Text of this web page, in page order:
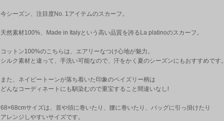
今シーズン、注目度No. 1アイテムのスカーフ。
天然素材100%、Made in Italyという高い品質を誇るLa platinoのスカーフ。
コットン100%のこちらは、エアリーなつけ心地が魅力。
シルク素材と違って、手洗い可能なので、汗をかく夏のシーズンにもおすすめです。
また、ネイビートーンが落ち着いた印象のペイズリー柄は
どんなコーディネートにも馴染むので重宝すること間違いなし!
68×68cmサイズは、首や頭に巻いたり、腰に巻いたり、バッグに引っ掛けたり
アレンジしやすいサイズです。